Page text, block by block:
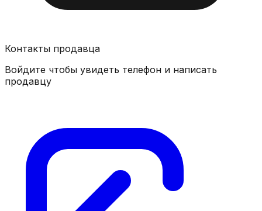
Контакты продавца
Войдите чтобы увидеть телефон и написать
продавцу